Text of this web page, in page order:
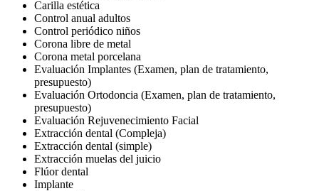
Carilla estética
Control anual adultos
Control periódico niños
Corona libre de metal
Corona metal porcelana
Evaluación Implantes (Examen, plan de tratamiento,
presupuesto)
Evaluación Ortodoncia (Examen, plan de tratamiento,
presupuesto)
Evaluación Rejuvenecimiento Facial
Extracción dental (Compleja)
Extracción dental (simple)
Extracción muelas del juicio
Flúor dental
Implante